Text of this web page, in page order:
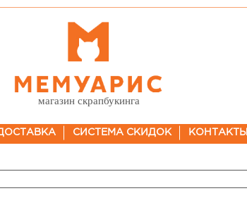
магазин скрапбукинга
СИСТЕМА СКИДОК КОНТАКТЫ